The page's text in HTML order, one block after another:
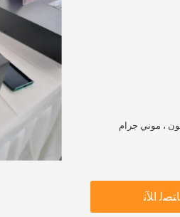
ﺎﺘﺼﻟ ﺍﻶﻧ